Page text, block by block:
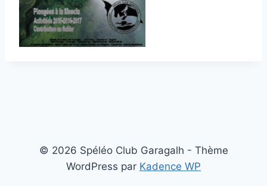
© 2026 Spéléo Club Garagalh - Thème
WordPress par Kadence WP